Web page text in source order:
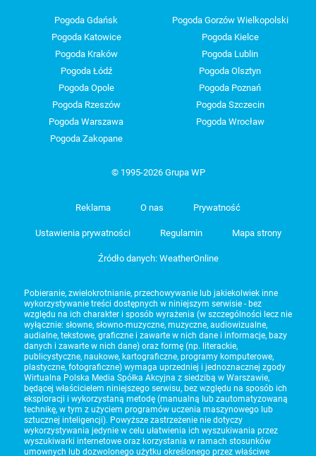
Pogoda Gdańsk
Pogoda Gorzów Wielkopolski
Pogoda Katowice
Pogoda Kielce
Pogoda Kraków
Pogoda Lublin
Pogoda Łódź
Pogoda Olsztyn
Pogoda Opole
Pogoda Poznań
Pogoda Rzeszów
Pogoda Szczecin
Pogoda Warszawa
Pogoda Wrocław
Pogoda Zakopane
© 1995-2026 Grupa WP
Reklama O nas Prywatność
Ustawienia prywatności Regulamin Mapa strony
Źródło danych: WeatherOnline
Pobieranie, zwielokrotnianie, przechowywanie lub jakiekolwiek inne
wykorzystywanie treści dostępnych w niniejszym serwisie - bez
względu na ich charakter i sposób wyrażenia (w szczególności lecz nie
wyłącznie: słowne, słowno-muzyczne, muzyczne, audiowizualne,
audialne, tekstowe, graficzne i zawarte w nich dane i informacje, bazy
danych i zawarte w nich dane) oraz formę (np. literackie,
publicystyczne, naukowe, kartograficzne, programy komputerowe,
plastyczne, fotograficzne) wymaga uprzedniej i jednoznacznej zgody
Wirtualna Polska Media Spółka Akcyjna z siedzibą w Warszawie,
będącej właścicielem niniejszego serwisu, bez względu na sposób ich
eksploracji i wykorzystaną metodę (manualną lub zautomatyzowaną
technikę, w tym z użyciem programów uczenia maszynowego lub
sztucznej inteligencji). Powyższe zastrzeżenie nie dotyczy
wykorzystywania jedynie w celu ułatwienia ich wyszukiwania przez
wyszukiwarki internetowe oraz korzystania w ramach stosunków
umownych lub dozwolonego użytku określonego przez właściwe